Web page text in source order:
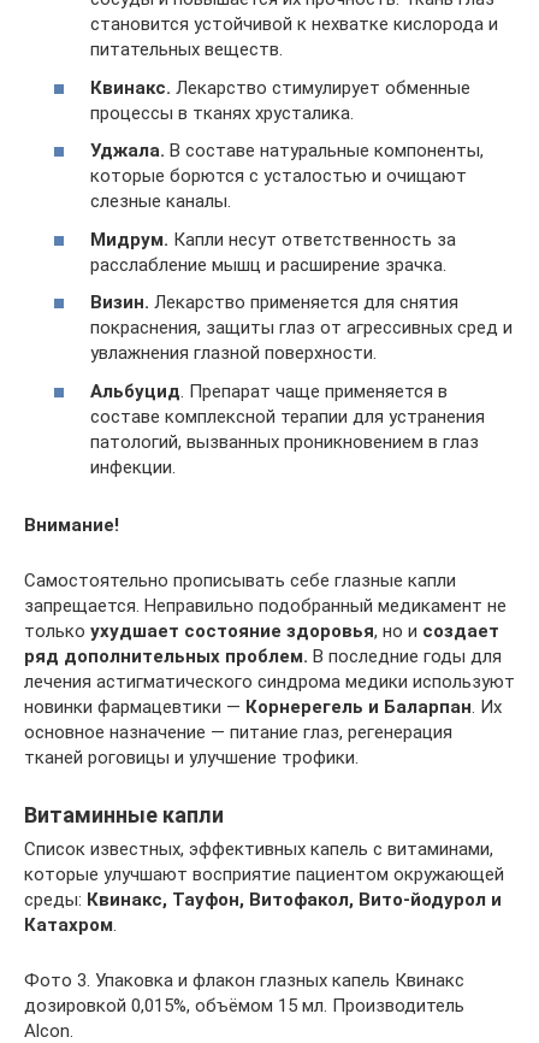
становится устойчивой к нехватке кислорода и
питательных веществ.
Квинакс. Лекарство стимулирует обменные
процессы в тканях хрусталика.
Уджала. В составе натуральные компоненты,
которые борются с усталостью и очищают
слезные каналы.
Мидрум. Капли несут ответственность за
расслабление мышц и расширение зрачка.
Визин. Лекарство применяется для снятия
покраснения, защиты глаз от агрессивных сред и
увлажнения глазной поверхности.
Альбуцид . Препарат чаще применяется в
составе комплексной терапии для устранения
патологий, вызванных проникновением в глаз
инфекции.
Внимание!
Самостоятельно прописывать себе глазные капли
запрещается. Неправильно подобранный медикамент не
только ухудшает состояние здоровья, но и создает
ряд дополнительных проблем. В последние годы для
лечения астигматического синдрома медики используют
новинки фармацевтики — Корнерегель и Баларпан . Их
основное назначение — питание глаз, регенерация
тканей роговицы и улучшение трофики.
Витаминные капли
Список известных, эффективных капель с витаминами,
которые улучшают восприятие пациентом окружающей
среды: Квинакс, Тауфон, Витофакол, Вито-йодурол и
Катахром
Фото 3. Упаковка и флакон глазных капель Квинакс
дозировкой 0,015%, объёмом 15 мл. Производитель
Alcon.